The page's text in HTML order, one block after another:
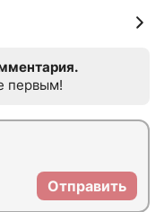
первым!
Отправить